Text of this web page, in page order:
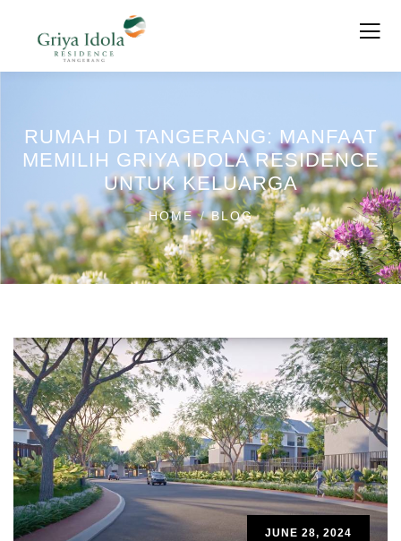
RUMAH DI TANGERANG: MANFAAT
MEMILIH GRIYA IDOLA RESIDENCE
UNTUK KELUARGA
HOME BLOG
JUNE 28, 2024